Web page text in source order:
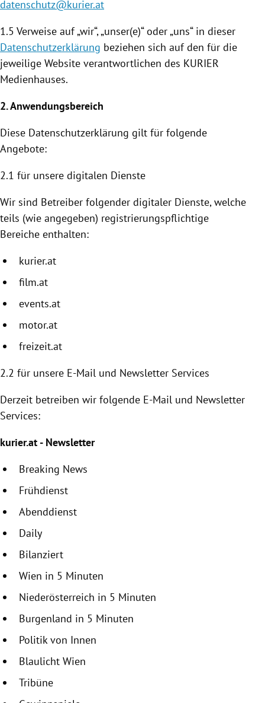
datenschutz@kurier.at
1.5 Verweise auf „wir“, „unser(e)“ oder „uns“ in dieser
Datenschutzerklärung beziehen sich auf den für die
jeweilige Website verantwortlichen des KURIER
Medienhauses.
2. Anwendungsbereich
Diese Datenschutzerklärung gilt für folgende
Angebote:
2.1 für unsere digitalen Dienste
Wir sind Betreiber folgender digitaler Dienste, welche
teils (wie angegeben) registrierungspflichtige
Bereiche enthalten:
kurier.at
film.at
events.at
motor.at
freizeit.at
2.2 für unsere E-Mail und Newsletter Services
Derzeit betreiben wir folgende E-Mail und Newsletter
Services:
kurier.at - Newsletter
Breaking News
Frühdienst
Abenddienst
Daily
Bilanziert
Wien in 5 Minuten
Niederösterreich in 5 Minuten
Burgenland in 5 Minuten
Politik von Innen
Blaulicht Wien
Tribüne